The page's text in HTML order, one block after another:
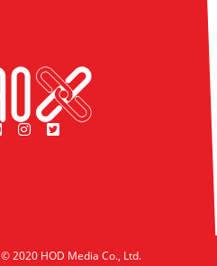
© 2020 HOD Media Co., Ltd.